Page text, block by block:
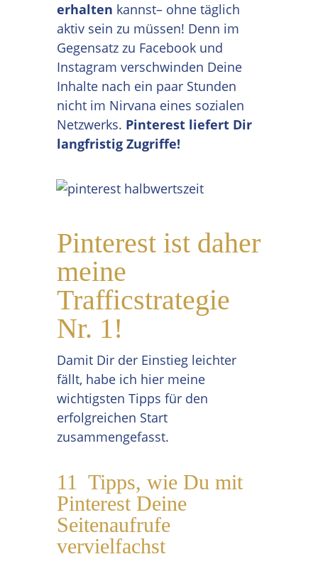
erhalten kannst– ohne täglich
aktiv sein zu müssen! Denn im
Gegensatz zu Facebook und
Instagram verschwinden Deine
Inhalte nach ein paar Stunden
nicht im Nirvana eines sozialen
Netzwerks. Pinterest liefert Dir
langfristig Zugriffe!
Pinterest ist daher
meine
Trafficstrategie
Nr. 1!
Damit Dir der Einstieg leichter
fällt, habe ich hier meine
wichtigsten Tipps für den
erfolgreichen Start
zusammengefasst.
11 Tipps, wie Du mit
Pinterest Deine
Seitenaufrufe
vervielfachst